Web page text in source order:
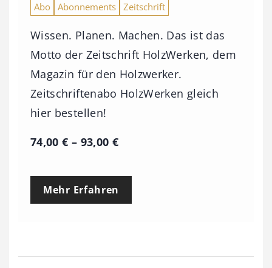
Abo Abonnements Zeitschrift
Wissen. Planen. Machen. Das ist das
Motto der Zeitschrift HolzWerken, dem
Magazin für den Holzwerker.
Zeitschriftenabo HolzWerken gleich
hier bestellen!
74,00€ – 93,00 €P
e
p
Mehr Erfahren